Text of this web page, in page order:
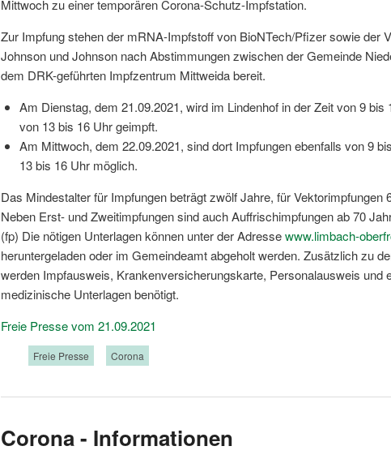
Mittwoch zu einer temporären Corona-Schutz-Impfstation.
Zur Impfung stehen der mRNA-Impfstoff von BioNTech/Pfizer sowie der
Johnson und Johnson nach Abstimmungen zwischen der Gemeinde
dem DRK-geführten Impfzentrum Mittweida bereit.
Am Dienstag, dem 21.09.2021, wird im Lindenhof in der Zeit von 9 bis
von 13 bis 16 Uhr geimpft.
Am Mittwoch, dem 22.09.2021, sind dort Impfungen ebenfalls von 9
13 bis 16 Uhr möglich.
Das Mindestalter für Impfungen beträgt zwölf Jahre, für Vektorimpfungen
Neben Erst- und Zweitimpfungen sind auch Auffrischimpfungen ab 70
(fp) Die nötigen Unterlagen können unter der Adressewww.limbach-
heruntergeladen oder im Gemeindeamt abgeholt werden. Zusätzlich zu
werden Impfausweis, Krankenversiche­rungskarte, Personalausweis und
medizinische Unterlagen benötigt.
Freie Presse vom 21.09.2021
Freie Presse Corona
Corona - Informationen